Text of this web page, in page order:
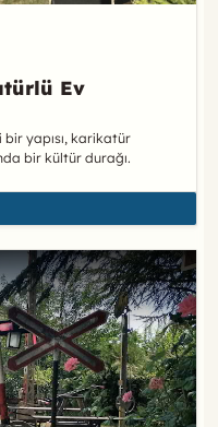
Ev
yapısı, karikatür
bir kültür durağı.